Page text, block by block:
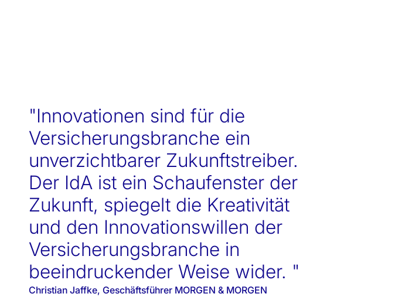
"Innovationen sind für die
Versicherungsbranche ein
unverzichtbarer Zukunftstreiber.
Der IdA ist ein Schaufenster der
Zukunft, spiegelt die Kreativität
und den Innovationswillen der
Versicherungsbranche in
beeindruckender Weise wider. "
Christian Jaffke, Geschäftsführer MORGEN & MORGEN